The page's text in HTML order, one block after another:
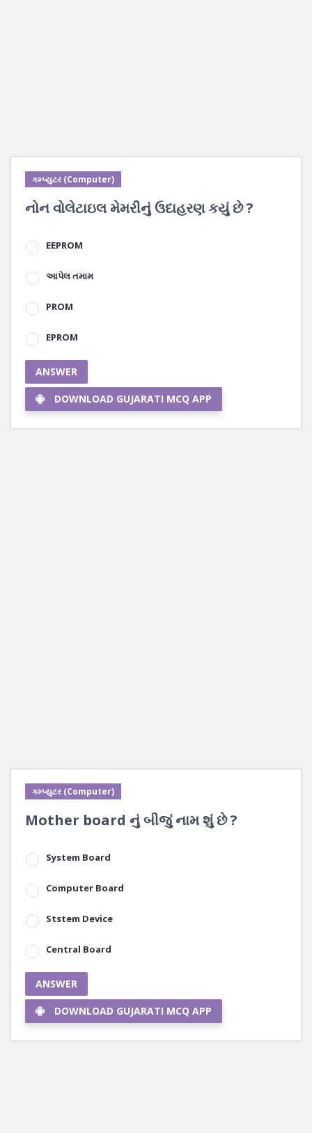
કમ્પ્યુટર (Computer)
નોન વોલેટાઇલ મેમરીનું ઉદાહરણ કયું છે ?
EEPROM
આપેલ તમામ
PROM
EPROM
ANSWER
DOWNLOAD GUJARATI MCQ APP
કમ્પ્યુટર (Computer)
Mother board નું બીજું નામ શું છે ?
System Board
Computer Board
Ststem Device
Central Board
ANSWER
DOWNLOAD GUJARATI MCQ APP